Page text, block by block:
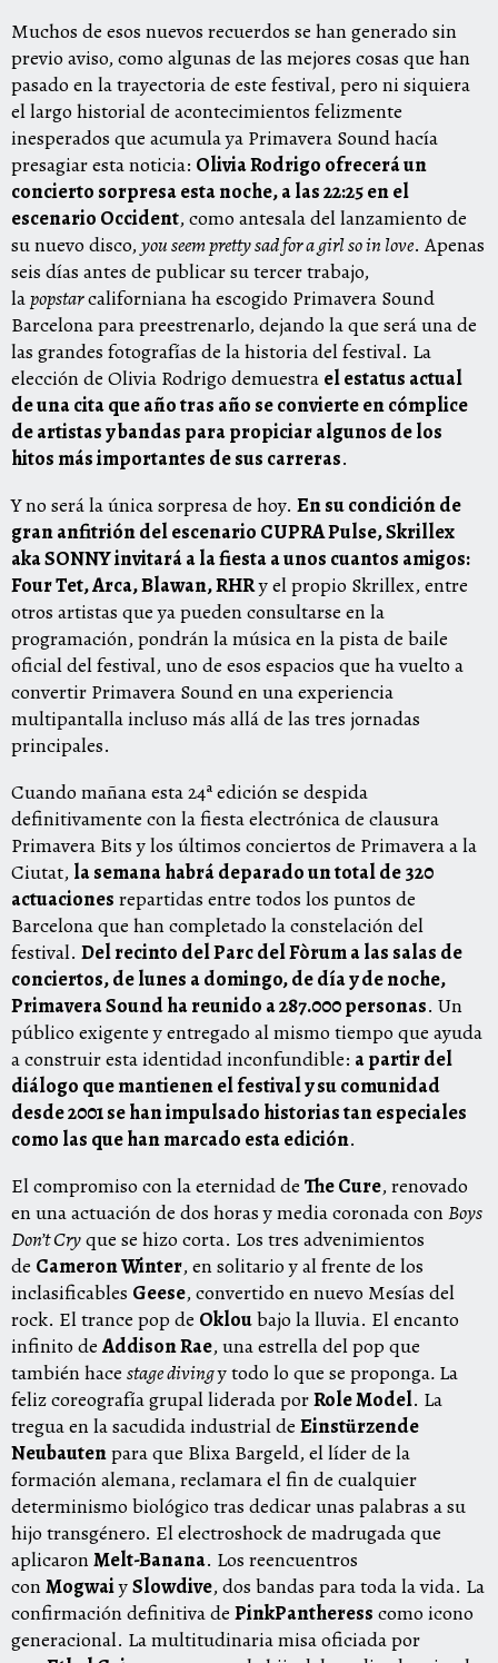
Muchos de esos nuevos recuerdos se han generado sin
previo aviso, como algunas de las mejores cosas que han
pasado en la trayectoria de este festival, pero ni siquiera
el largo historial de acontecimientos felizmente
inesperados que acumula ya Primavera Sound hacía
presagiar esta noticia: Olivia Rodrigo ofrecerá un
concierto sorpresa esta noche, a las 22:25 en el
escenario Occident, como antesala del lanzamiento de
su nuevo disco,you seem pretty sad for a girl so in love. Apenas
seis días antes de publicar su tercer trabajo,
lapopstarcaliforniana ha escogido Primavera Sound
Barcelona para preestrenarlo, dejando la que será una de
las grandes fotografías de la historia del festival. La
elección de Olivia Rodrigo demuestra el estatus actual
de una cita que año tras año se convierte en cómplice
de artistas y bandas para propiciar algunos de los
hitos más importantes de sus carreras.
Y no será la única sorpresa de hoy. En su condición de
gran anfitrión del escenario CUPRA Pulse, Skrillex
aka SONNY invitará a la fiesta a unos cuantos amigos:
Four Tet, Arca, Blawan, RHRy el propio Skrillex, entre
otros artistas que ya pueden consultarse en la
programación, pondrán la música en la pista de baile
oficial del festival, uno de esos espacios que ha vuelto a
convertir Primavera Sound en una experiencia
multipantalla incluso más allá de las tres jornadas
principales.
Cuando mañana esta 24ª edición se despida
definitivamente con la fiesta electrónica de clausura
Primavera Bits y los últimos conciertos de Primavera a la
Ciutat, la semana habrá deparado un total de 320
actuaciones repartidas entre todos los puntos de
Barcelona que han completado la constelación del
festival. Del recinto del Parc del Fòrum a las salas de
conciertos, de lunes a domingo, de día y de noche,
Primavera Sound ha reunido a 287.000 personas. Un
público exigente y entregado al mismo tiempo que ayuda
a construir esta identidad inconfundible: a partir del
diálogo que mantienen el festival y su comunidad
desde 2001 se han impulsado historias tan especiales
como las que han marcado esta edición.
El compromiso con la eternidad de The Cure, renovado
en una actuación de dos horas y media coronada conBoys
Don’t Cryque se hizo corta. Los tres advenimientos
de Cameron Winter, en solitario y al frente de los
inclasificables Geese, convertido en nuevo Mesías del
rock. El trance pop de Okloubajo la lluvia. El encanto
infinito deAddison Rae, una estrella del pop que
también hace stage divingy todo lo que se proponga. La
feliz coreografía grupal liderada porRole Model. La
tregua en la sacudida industrial de Einstürzende
Neubautenpara que Blixa Bargeld, el líder de la
formación alemana, reclamara el fin de cualquier
determinismo biológico tras dedicar unas palabras a su
hijo transgénero. El electroshock de madrugada que
aplicaronMelt-Banana. Los reencuentros
conMogwaiySlowdive, dos bandas para toda la vida. La
confirmación definitiva de PinkPantheress como icono
generacional. La multitudinaria misa oficiada por